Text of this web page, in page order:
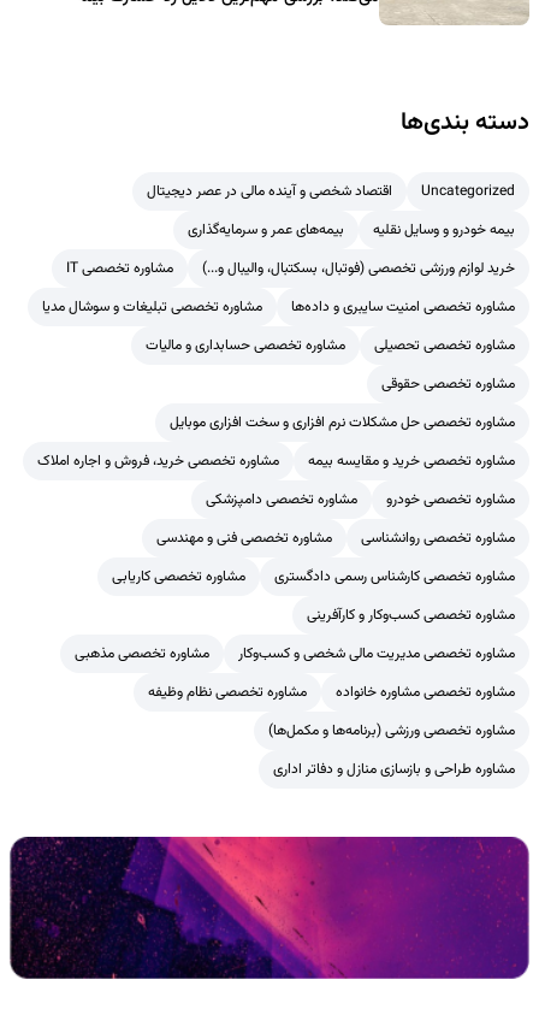
دسته بندی‌ها
Uncategorized
اقتصاد شخصی و آینده مالی در عصر دیجیتال
بیمه خودرو و وسایل نقلیه
بیمه‌های عمر و سرمایه‌گذاری
خرید لوازم ورزشی تخصصی (فوتبال، بسکتبال، والیبال و...)
مشاوره تخصصی IT
مشاوره تخصصی امنیت سایبری و داده‌ها
مشاوره تخصصی تبلیغات و سوشال مدیا
مشاوره تخصصی تحصیلی
مشاوره تخصصی حسابداری و مالیات
مشاوره تخصصی حقوقی
مشاوره تخصصی حل مشکلات نرم افزاری و سخت افزاری موبایل
مشاوره تخصصی خرید و مقایسه بیمه
مشاوره تخصصی خرید، فروش و اجاره املاک
مشاوره تخصصی خودرو
مشاوره تخصصی دامپزشکی
مشاوره تخصصی روانشناسی
مشاوره تخصصی فنی و مهندسی
مشاوره تخصصی کارشناس رسمی دادگستری
مشاوره تخصصی کاریابی
مشاوره تخصصی کسب‌وکار و کارآفرینی
مشاوره تخصصی مدیریت مالی شخصی و کسب‌وکار
مشاوره تخصصی مذهبی
مشاوره تخصصی مشاوره خانواده
مشاوره تخصصی نظام وظیفه
مشاوره تخصصی ورزشی (برنامه‌ها و مکمل‌ها)
مشاوره طراحی و بازسازی منازل و دفاتر اداری